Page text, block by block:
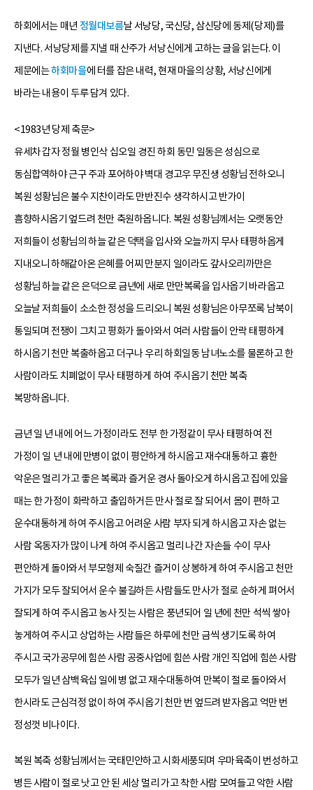
하회에서는 매년 정월대보름날 서낭당, 국신당, 삼신당에 동제(당제)를
지낸다. 서낭당제를 지낼 때 산주가 서낭신에게 고하는 글을 읽는다. 이
제문에는하회마을에 터를 잡은 내력, 현재 마을의 상황, 서낭신에게
바라는 내용이 두루 담겨 있다.
<1983년 당제 축문>
유세차 갑자 정월 병인삭 십오일 경진 하회 동민 일동은 성심으로
동심합역하야 근구 주과 포어하야 벽대 경고우 무진생 성황님 전하오니
복원 성황님은 불수 지찬이라도 만반진수 생각하시고 반가이
흠향하시옵기 엎드려 천만 축원하옵니다. 복원 성황님께서는 오랫동안
저희들이 성황님의 하늘 같은 덕택을 입사와 오늘까지 무사 태평하옵게
지내오니 하해같아온 은혜를 어찌 만분지 일이라도 갚사오리까만은
성황님 하늘 같은 은덕으로 금년에 새로 만만복록을 입사옵기 바라옵고
오늘날 저희들이 소소한 정성을 드리오니 복원 성황님은 아무쪼록 남북이
통일되며 전쟁이 그치고 평화가 돌아와서 여러 사람들이 안락 태평하게
하시옵기 천만 복출하옵고 더구나 우리 하회일동 남녀노소를 물론하고 한
사람이라도 치폐없이 무사 태평하게 하여 주시옵기 천만 복축
복망하옵니다.
금년 일 년 내에 어느 가정이라도 전부 한 가정같이 무사 태평하여 전
가정이 일 년 내에 만병이 없이 평안하게 하시옵고 재수대통하고 흉한
악운은 멀리 가고 좋은 복록과 즐거운 경사 돌아오게 하시옵고 집에 있을
때는 한 가정이 화락하고 출입하거든 만사 절로 잘 되어서 몸이 편하고
운수대통하게 하여 주시옵고 어려운 사람 부자 되게 하시옵고 자손 없는
사람 옥동자가 많이 나게 하여 주시옵고 멀리 나간 자손들 수이 무사
편안하게 돌아와서 부모형제 숙질간 즐거이 상봉하게 하여 주시옵고 천만
가지가 모두 잘되어서 운수 불길하든 사람들도 만사가 절로 순하게 펴어서
잘되게 하여 주시옵고 농사 짓는 사람은 풍년되어 일 년에 천만 석씩 쌓아
놓게하여 주시고 상업하는 사람들은 하루에 천만 금씩 생기도록 하여
주시고 국가공무에 힘쓴 사람 공중사업에 힘쓴 사람 개인 직업에 힘쓴 사람
모두가 일년 삼백육십 일에 병 없고 재수대통하여 만복이 절로 돌아와서
한시라도 근심걱정 없이 하여 주시옵기 천만 번 엎드려 받자옵고 억만 번
정성껏 비나이다.
복원 복축 성황님께서는 국태민안하고 시화세풍되며 우마육축이 번성하고
병든 사람이 절로 낫고 안 된 세상 멀리 가고 착한 사람 모여들고 악한 사람